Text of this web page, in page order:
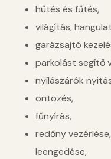
hűtés és fűtés,
világítás,
garázsajtó
parkolást segítő
nyílászárók
öntözés,
fűnyírás,
redőny
leengedése,